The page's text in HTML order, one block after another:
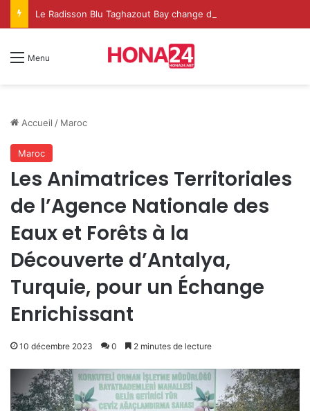
Menu
Accueil / Maroc
Maroc
Les Animatrices Territoriales
de l’Agence Nationale des
Eaux et Forêts à la
Découverte d’Antalya,
Turquie, pour un Échange
Enrichissant
10 décembre 2023 0 2 minutes de lecture